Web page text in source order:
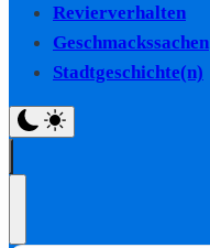
Revierverhalten
Geschmackssachen
Stadtgeschichte(n)